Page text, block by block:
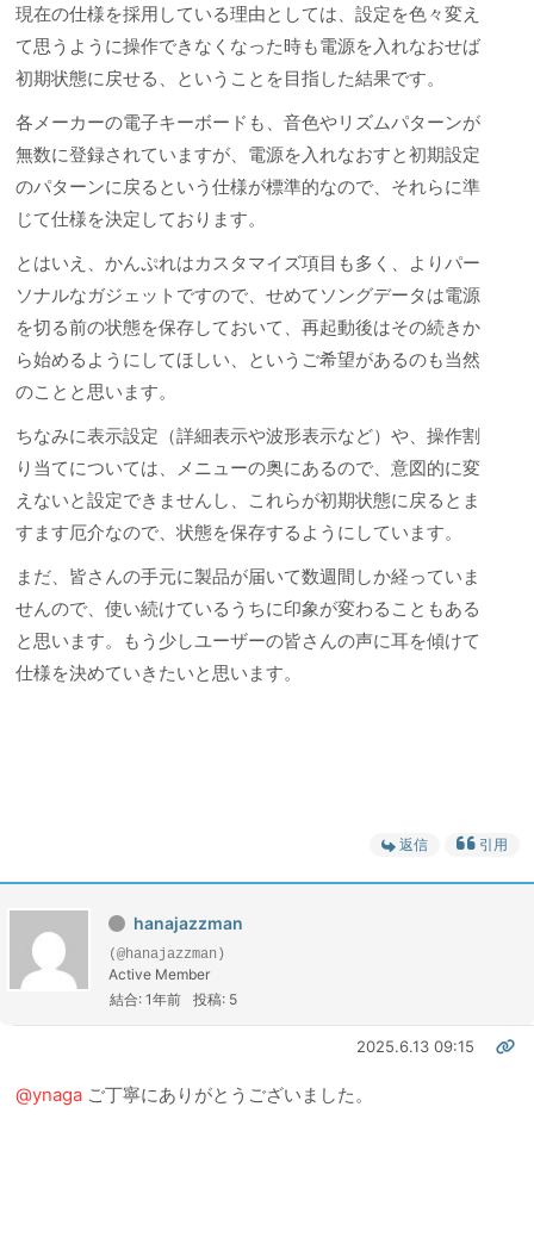
現在の仕様を採用している理由としては、設定を色々変え
て思うように操作できなくなった時も電源を入れなおせば
初期状態に戻せる、ということを目指した結果です。
各メーカーの電子キーボードも、音色やリズムパターンが
無数に登録されていますが、電源を入れなおすと初期設定
のパターンに戻るという仕様が標準的なので、それらに準
じて仕様を決定しております。
とはいえ、かんぷれはカスタマイズ項目も多く、よりパー
ソナルなガジェットですので、せめてソングデータは電源
を切る前の状態を保存しておいて、再起動後はその続きか
ら始めるようにしてほしい、というご希望があるのも当然
のことと思います。
ちなみに表示設定（詳細表示や波形表示など）や、操作割
り当てについては、メニューの奥にあるので、意図的に変
えないと設定できませんし、これらが初期状態に戻るとま
すます厄介なので、状態を保存するようにしています。
まだ、皆さんの手元に製品が届いて数週間しか経っていま
せんので、使い続けているうちに印象が変わることもある
と思います。もう少しユーザーの皆さんの声に耳を傾けて
仕様を決めていきたいと思います。
返信 引用
hanajazzman
(@hanajazzman)
Active Member
結合: 1年前
投稿: 5
2025.6.13 09:15
@ynaga ご丁寧にありがとうございました。